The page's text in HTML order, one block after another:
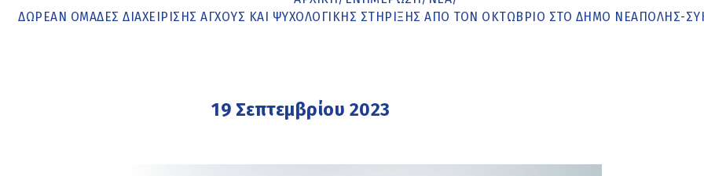
ΔΩΡΕΆΝ ΟΜΆΔΕΣ ΔΙΑΧΕΊΡΙΣΗΣ ΆΓΧΟΥΣ ΚΑΙ ΨΥΧΟΛΟΓΙΚΉΣ ΣΤΉΡΙΞΗΣ ΑΠΌ ΤΟΝ ΟΚΤΏΒΡΙΟ ΣΤΟ ΔΉΜΟ ΝΕΆΠΟΛΗΣ-
19 Σεπτεμβρίου 2023